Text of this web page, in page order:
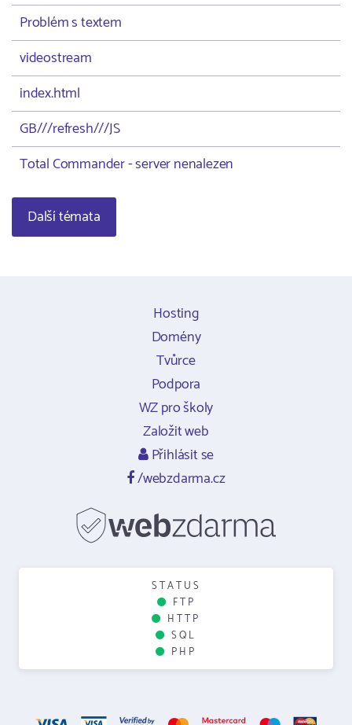
Problém s textem
videostream
index.html
GB///refresh///JS
Total Commander - server nenalezen
Další témata
Hosting
Domény
Tvůrce
Podpora
WZ pro školy
Založit web
Přihlásit se
/webzdarma.cz
STATUS
FTP
HTTP
SQL
PHP